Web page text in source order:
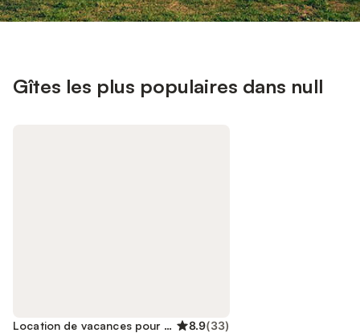
Gîtes les plus populaires dans null
Location de vacances pour 10 personnes 8.9(33)